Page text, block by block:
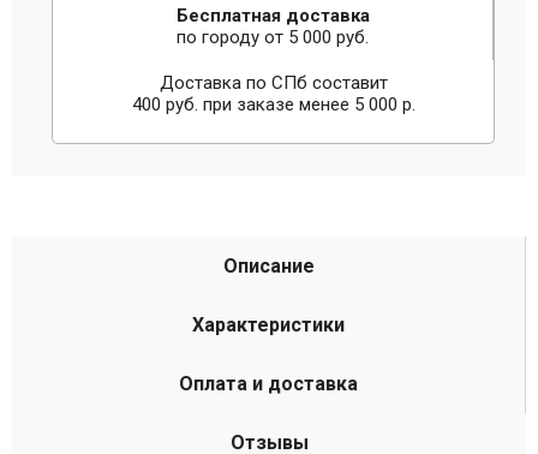
Бесплатная доставка
по городу от 5 000 руб.
Доставка по СПб составит
400 руб. при заказе менее 5 000 р.
Описание
Характеристики
Оплата и доставка
Отзывы